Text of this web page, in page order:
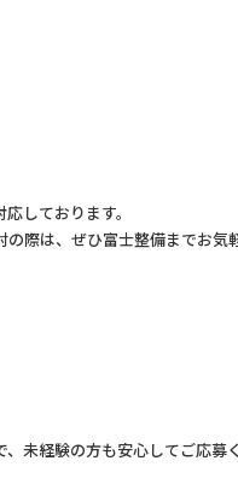
しております。
際は、ぜひ富士整備までお気
未経験の方も安心してご応募